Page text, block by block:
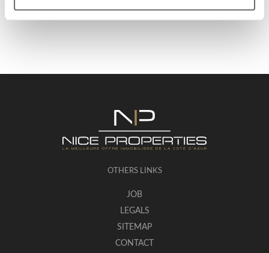
OTHERS LINKS
JOB
LEGALS
SITEMAP
CONTACT